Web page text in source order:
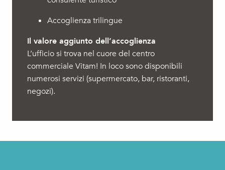
Accoglienza trilingue
Il valore aggiunto dell’accoglienza
L’ufficio si trova nel cuore del centro
commerciale Vitam! In loco sono disponibili
numerosi servizi (supermercato, bar, ristoranti,
negozi).